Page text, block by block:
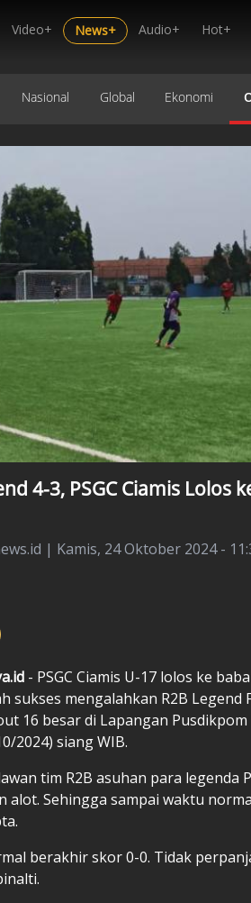
Video+ News+ Audio+ Hot+
Nasional Global Ekonomi
4-3, PSGC Ciamis Lolos
| Kamis, 24 Oktober 2024 -
- PSGC Ciamis U-17 lolos ke
sukses mengalahkan R2B Legend
16 besar di Lapangan
2024) siang WIB.
tim R2B asuhan para legenda
alot. Sehingga sampai waktu
berakhir skor 0-0. Tidak